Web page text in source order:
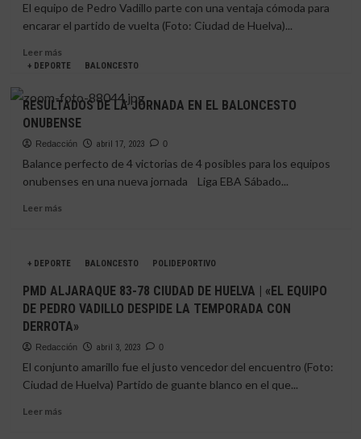
|
«CAMPEONES
DE
CONFERENCIA
D»
El equipo de Pedro Vadillo parte con una ventaja cómoda para
encarar el partido de vuelta (Foto: Ciudad de Huelva)...
Leer másLeer
más
CIUDAD
DE
HUELVA
–
COLEGIO
EL
PINAR
GANAR»
+ DEPORTE BALONCESTO
RESULTADOS DE LA JORNADA EN EL BALONCESTO
ONUBENSE
Redacción abril 17, 2023 0
Balance perfecto de 4 victorias de 4 posibles para los equipos
onubenses en una nueva jornada Liga EBA Sábado...
Leer másLeer
DE
JORNADA
EN
EL
BALONCESTO
+ DEPORTE BALONCESTO POLIDEPORTIVO
PMD ALJARAQUE 83-78 CIUDAD DE HUELVA | «EL EQUIPO
DE PEDRO VADILLO DESPIDE LA TEMPORADA CON
DERROTA»
Redacción abril 3, 2023 0
El conjunto amarillo fue el justo vencedor del encuentro (Foto:
Ciudad de Huelva) Partido de guante blanco en el que...
Leer másLeer